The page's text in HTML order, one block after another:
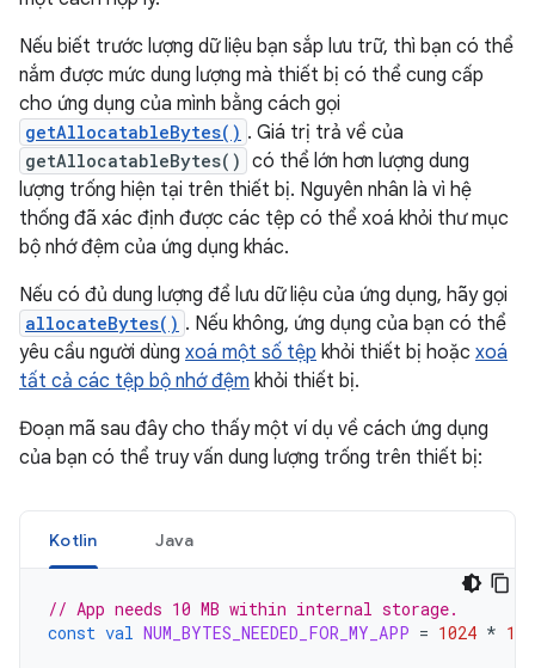
Nếu biết trước lượng dữ liệu bạn sắp lưu trữ, thì bạn có thể
nắm được mức dung lượng mà thiết bị có thể cung cấp
cho ứng dụng của mình bằng cách gọi
getAllocatableBytes() . Giá trị trả về của
getAllocatableBytes() có thể lớn hơn lượng dung
lượng trống hiện tại trên thiết bị. Nguyên nhân là vì hệ
thống đã xác định được các tệp có thể xoá khỏi thư mục
bộ nhớ đệm của ứng dụng khác.
Nếu có đủ dung lượng để lưu dữ liệu của ứng dụng, hãy gọi
allocateBytes() . Nếu không, ứng dụng của bạn có thể
yêu cầu người dùng xoá một số tệp khỏi thiết bị hoặc xoá
tất cả các tệp bộ nhớ đệm khỏi thiết bị.
Đoạn mã sau đây cho thấy một ví dụ về cách ứng dụng
của bạn có thể truy vấn dung lượng trống trên thiết bị:
Kotlin Java
// App needs 10 MB within internal storage.
const val NUM_BYTES_NEEDED_FOR_MY_APP = 1024 *